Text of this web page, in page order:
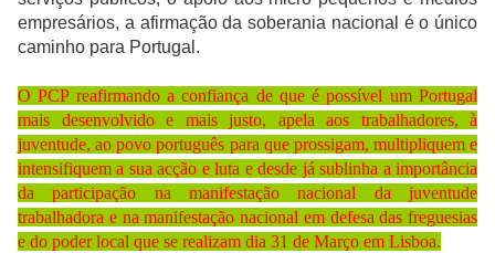
empresários, a afirmação da soberania nacional é o único
caminho para Portugal.
O PCP reafirmando a confiança de que é possível um Portugal
mais desenvolvido e mais justo, apela aos trabalhadores, à
juventude, ao povo português para que prossigam, multipliquem e
intensifiquem a sua acção e luta e desde já sublinha a importância
da participação na manifestação nacional da juventude
trabalhadora e na manifestação nacional em defesa das freguesias
e do poder local que se realizam dia 31 de Março em Lisboa.